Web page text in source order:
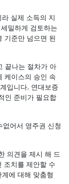
실제 소득의 지
밀하게 검토하는
기준만 넘으면 된
끝나는 절차가 아
케이스의 승인 속
입니다. 연대보증
인 준비가 필요합
어서 영주권 신청
의견을 제시 해 드
조치를 제안할 수
에 대해 맞춤형